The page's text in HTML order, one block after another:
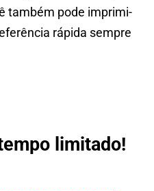
também pode imprimi-
rápida sempre
limitado!